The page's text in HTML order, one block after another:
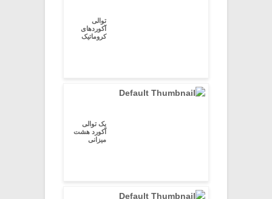
توالی
آکوردهای
کروماتیک
یک توالی
آکورد هشت
میزانی